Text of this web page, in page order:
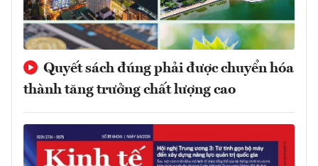
Quyết sách đúng phải được chuyển hóa
thành tăng trưởng chất lượng cao